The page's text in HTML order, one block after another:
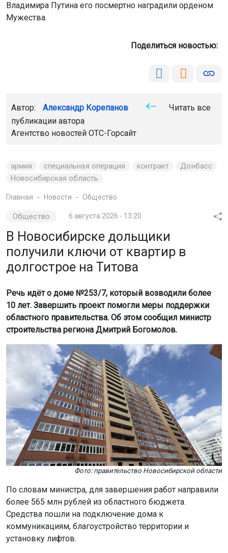
Владимира Путина его посмертно наградили орденом
Мужества.
Поделиться новостью:
Автор: Александр Корепанов
Читать все
публикации автора
Агентство новостей ОТС-Горсайт
армия специальная операция контракт
Донбасс
Новосибирская область
Главная Новости Общество
Общество 6 августа 2026 - 13:20
В Новосибирске дольщики
получили ключи от квартир в
долгострое на Титова
Речь идёт о доме №253/7, который возводили более
10 лет. Завершить проект помогли меры поддержки
областного правительства. Об этом сообщил министр
строительства региона Дмитрий Богомолов.
Фото: правительство Новосибирской области
По словам министра, для завершения работ направили
более 565 млн рублей из областного бюджета.
Средства пошли на подключение дома к
коммуникациям, благоустройство территории и
установку лифтов.